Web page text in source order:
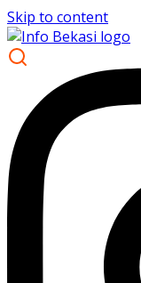
Skip to content